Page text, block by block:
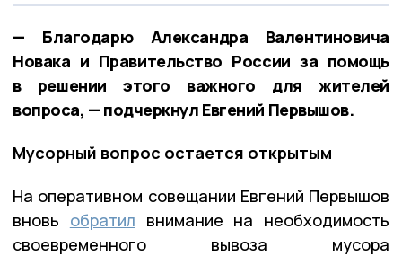
— Благодарю Александра Валентиновича
Новака и Правительство России за помощь
в решении этого важного для жителей
вопроса, — подчеркнул Евгений Первышов.
Мусорный вопрос остается открытым
На оперативном совещании Евгений Первышов
вновь обратил внимание на необходимость
своевременного вывоза мусора